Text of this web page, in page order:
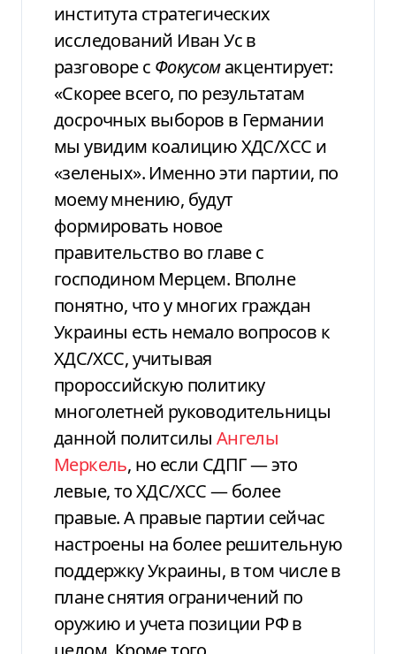
института стратегических
исследований Иван Ус в
разговоре с Фокусомакцентирует:
«Скорее всего, по результатам
досрочных выборов в Германии
мы увидим коалицию ХДС/ХСС и
«зеленых». Именно эти партии, по
моему мнению, будут
формировать новое
правительство во главе с
господином Мерцем. Вполне
понятно, что у многих граждан
Украины есть немало вопросов к
ХДС/ХСС, учитывая
пророссийскую политику
многолетней руководительницы
данной политсилы Ангелы
Меркель, но если СДПГ — это
левые, то ХДС/ХСС — более
правые. А правые партии сейчас
настроены на более решительную
поддержку Украины, в том числе в
плане снятия ограничений по
оружию и учета позиции РФ в